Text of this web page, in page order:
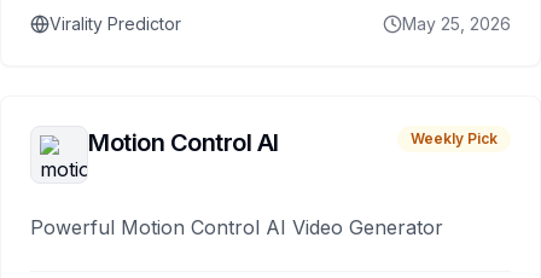
Virality Predictor May 25, 2026
Motion Control AI Weekly Pick
Powerful Motion Control AI Video Generator